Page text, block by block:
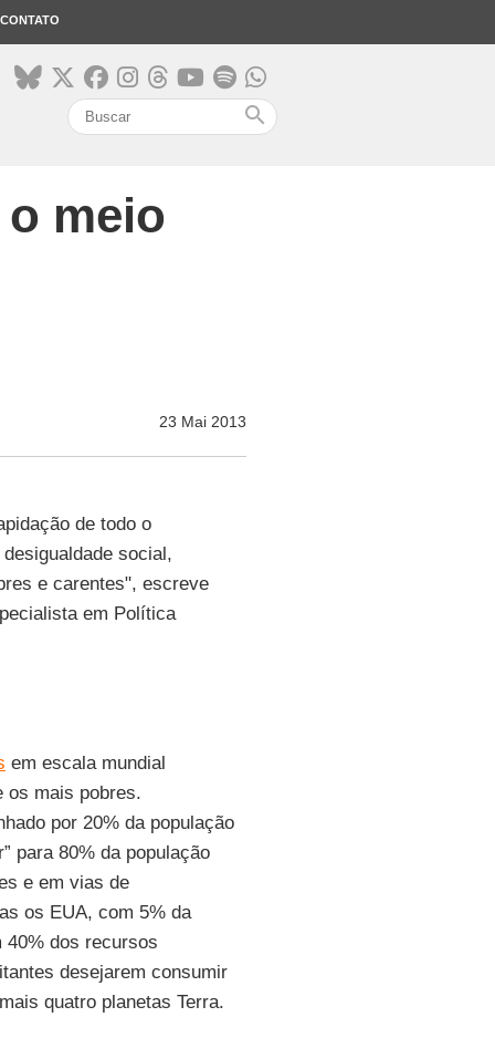
CONTATO
search
meio
23 Mai 2013
de todo o
social,
e carentes", escreve
em Política
em escala mundial
os mais pobres.
por 20% da população
para 80% da população
e em vias de
os EUA, com 5% da
40% dos recursos
desejarem consumir
quatro planetas Terra.